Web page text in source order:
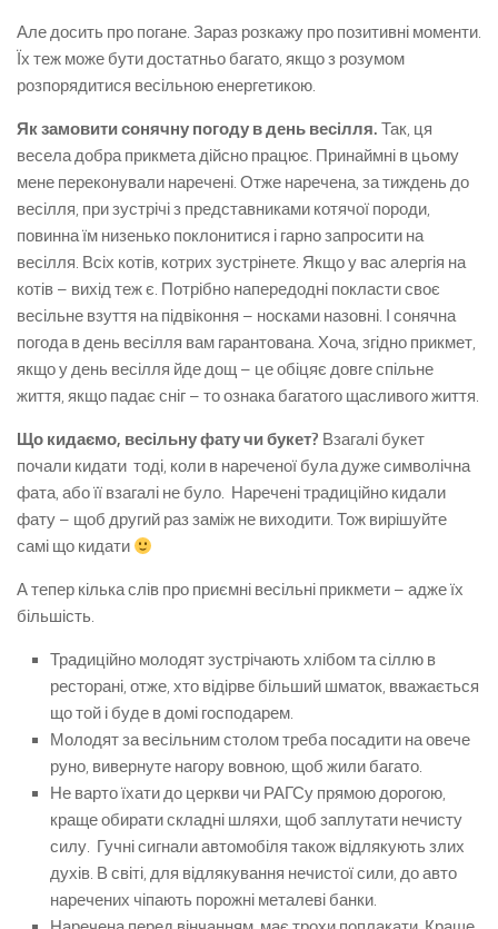
Але досить про погане. Зараз розкажу про позитивні моменти.
Їх теж може бути достатньо багато, якщо з розумом
розпорядитися весільною енергетикою.
Як замовити сонячну погоду в день весілля. Так, ця
весела добра прикмета дійсно працює. Принаймні в цьому
мене переконували наречені. Отже наречена, за тиждень до
весілля, при зустрічі з представниками котячої породи,
повинна їм низенько поклонитися і гарно запросити на
весілля. Всіх котів, котрих зустрінете. Якщо у вас алергія на
котів – вихід теж є. Потрібно напередодні покласти своє
весільне взуття на підвіконня – носками назовні. І сонячна
погода в день весілля вам гарантована. Хоча, згідно прикмет,
якщо у день весілля йде дощ – це обіцяє довге спільне
життя, якщо падає сніг – то ознака багатого щасливого життя.
Що кидаємо, весільну фату чи букет? Взагалі букет
почали кидати тоді, коли в нареченої була дуже символічна
фата, або її взагалі не було. Наречені традиційно кидали
фату – щоб другий раз заміж не виходити. Тож вирішуйте
самі що кидати
А тепер кілька слів про приємні весільні прикмети – адже їх
більшість.
Традиційно молодят зустрічають хлібом та сіллю в
ресторані, отже, хто відірве більший шматок, вважається
що той і буде в домі господарем.
Молодят за весільним столом треба посадити на овече
руно, вивернуте нагору вовною, щоб жили багато.
Не варто їхати до церкви чи РАГСу прямою дорогою,
краще обирати складні шляхи, щоб заплутати нечисту
силу. Гучні сигнали автомобіля також відлякують злих
духів. В світі, для відлякування нечистої сили, до авто
наречених чіпають порожні металеві банки.